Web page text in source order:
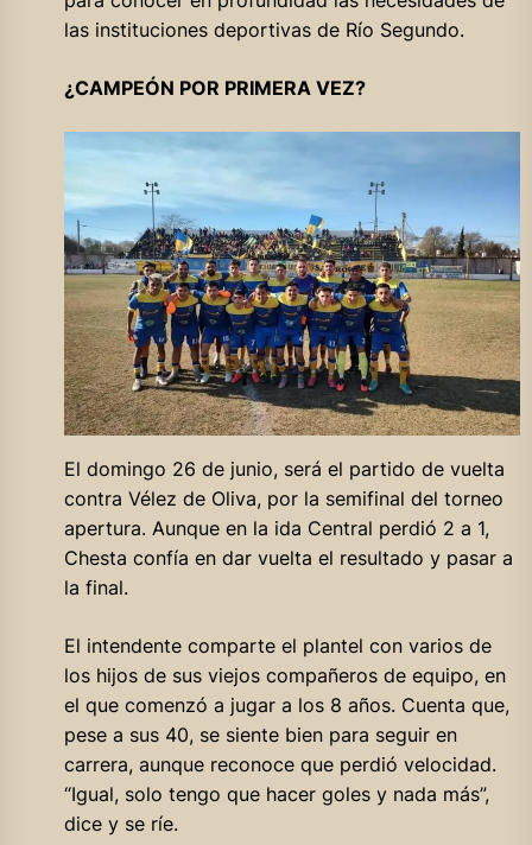
las instituciones deportivas de Río Segundo.
¿CAMPEÓN POR PRIMERA VEZ?
El domingo 26 de junio, será el partido de vuelta
contra Vélez de Oliva, por la semifinal del torneo
apertura. Aunque en la ida Central perdió 2 a 1,
Chesta confía en dar vuelta el resultado y pasar a
la final.
El intendente comparte el plantel con varios de
los hijos de sus viejos compañeros de equipo, en
el que comenzó a jugar a los 8 años. Cuenta que,
pese a sus 40, se siente bien para seguir en
carrera, aunque reconoce que perdió velocidad.
“Igual, solo tengo que hacer goles y nada más”,
dice y se ríe.